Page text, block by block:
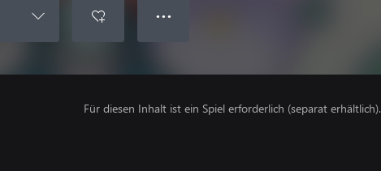
● ● ●
Für diesen Inhalt ist ein Spiel erforderlich (separat erhältlich).